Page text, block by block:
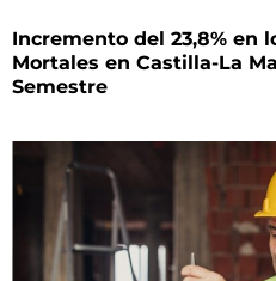
Incremento del 23,8% en
Mortales en Castilla-La
Semestre